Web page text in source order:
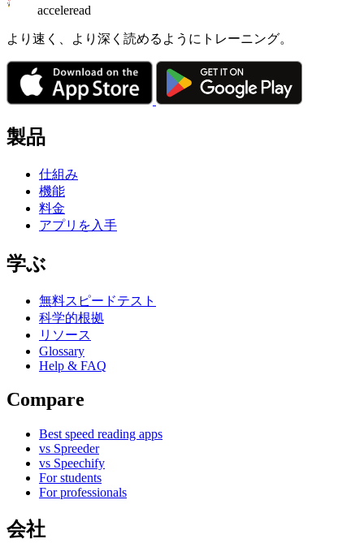
acceleread
より速く、より深く読めるようにトレーニング。
製品
仕組み
機能
料金
アプリを入手
学ぶ
無料スピードテスト
科学的根拠
リソース
Glossary
Help & FAQ
Compare
Best speed reading apps
vs Spreeder
vs Speechify
For students
For professionals
会社